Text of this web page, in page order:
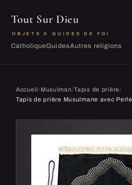
Tout Sur Dieu
OBJETS & GUIDES DE FOI
CatholiqueGuidesAutres religions
Accueil/ Musulman/Tapis de prière/